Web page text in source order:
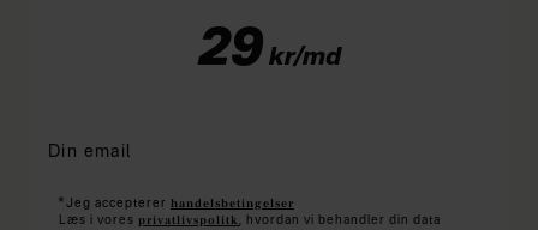
29 kr/md
* Jeg accepterer handelsbetingelser
Læs i vores privatlivspolitk , hvordan vi behandler din data